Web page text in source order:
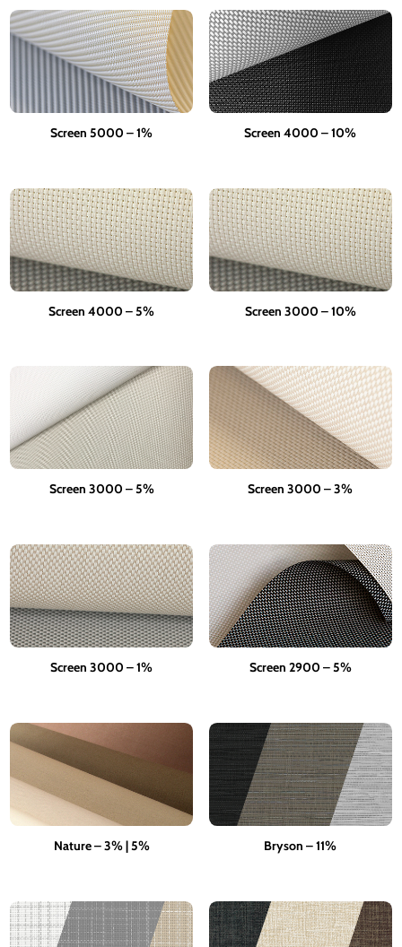
Screen 5000 – 1% Screen 4000 – 10%
Screen 4000 – 5% Screen 3000 – 10%
Screen 3000 – 5% Screen 3000 – 3%
Screen 3000 – 1% Screen 2900 – 5%
Nature – 3% | 5% Bryson – 11%